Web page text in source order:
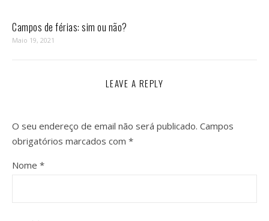
Campos de férias: sim ou não?
Maio 19, 2021
LEAVE A REPLY
O seu endereço de email não será publicado. Campos
obrigatórios marcados com *
Nome *